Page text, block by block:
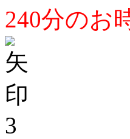
240分のお
3